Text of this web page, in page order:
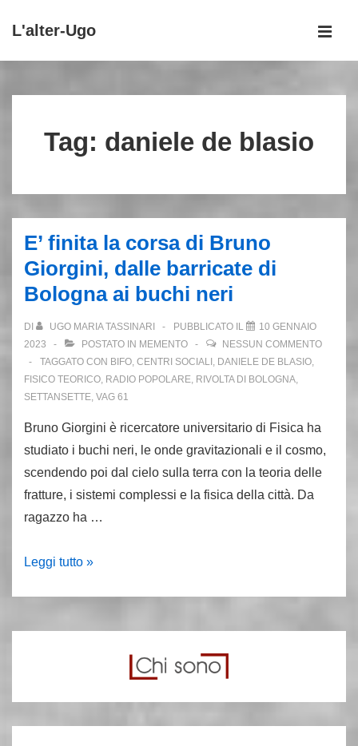
Vai
principale
L'alter-Ugo
principale
Tag: daniele de blasio
E’ finita la corsa di Bruno
Giorgini, dalle barricate di
Bologna ai buchi neri
DI UGO MARIA TASSINARI PUBBLICATO IL
10 GENNAIO
2023
POSTATO IN MEMENTO
NESSUN COMMENTO
TAGGATO CON BIFO, CENTRI SOCIALI , DANIELE DE BLASIO,
FISICO TEORICO, RADIO POPOLARE, RIVOLTA DI BOLOGNA,
SETTANSETTE, VAG 61
Bruno Giorgini è ricercatore universitario di Fisica ha
studiato i buchi neri, le onde gravitazionali e il cosmo,
scendendo poi dal cielo sulla terra con la teoria delle
fratture, i sistemi complessi e la fisica della città. Da
ragazzo ha …
E’
corsa
Leggi tutto »